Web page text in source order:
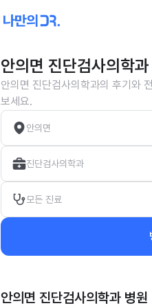
안의면 진단검사의학
안의면 진단검사의학과의 후기와
보세요.
안의면
진단검사의학과
모든 진료
안의면 진단검사의학과 병원